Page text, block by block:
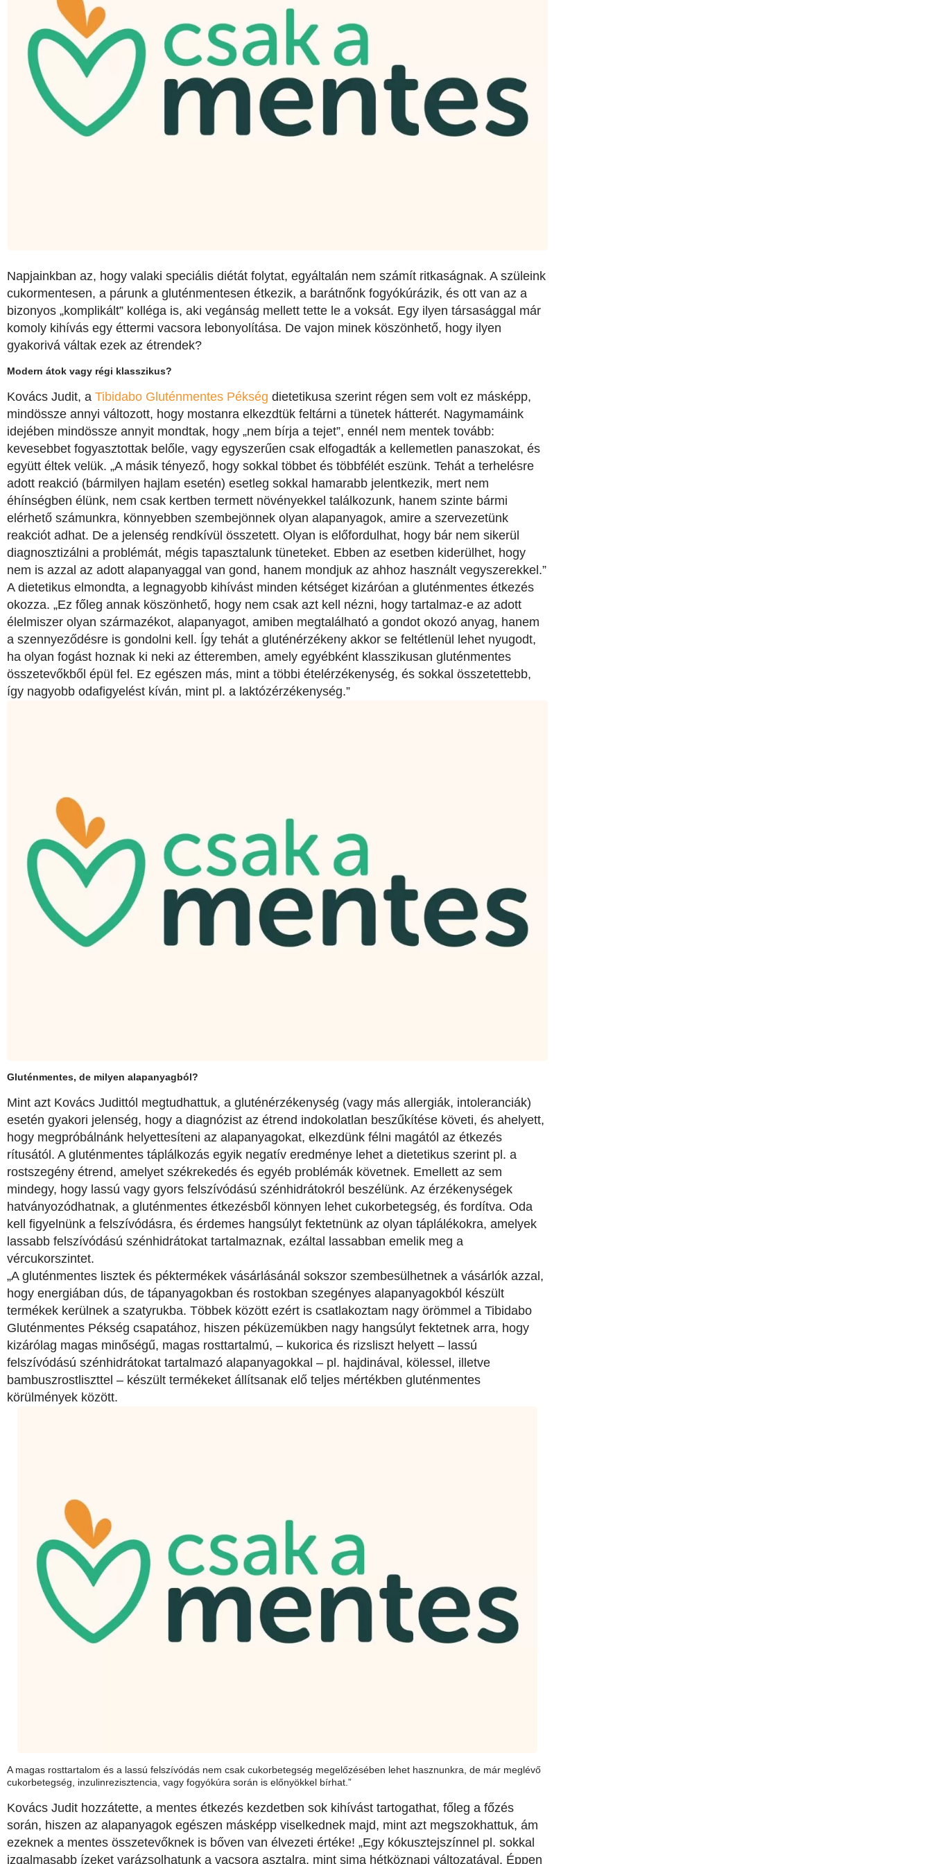
Napjainkban az, hogy valaki speciális diétát folytat, egyáltalán nem számít ritkaságnak. A szüleink
cukormentesen, a párunk a gluténmentesen étkezik, a barátnőnk fogyókúrázik, és ott van az a
bizonyos „komplikált” kolléga is, aki vegánság mellett tette le a voksát. Egy ilyen társasággal már
komoly kihívás egy éttermi vacsora lebonyolítása. De vajon minek köszönhető, hogy ilyen
gyakorivá váltak ezek az étrendek?
Modern átok vagy régi klasszikus?
Kovács Judit, a Tibidabo Gluténmentes Pékség dietetikusa szerint régen sem volt ez másképp,
mindössze annyi változott, hogy mostanra elkezdtük feltárni a tünetek hátterét. Nagymamáink
idejében mindössze annyit mondtak, hogy „nem bírja a tejet”, ennél nem mentek tovább:
kevesebbet fogyasztottak belőle, vagy egyszerűen csak elfogadták a kellemetlen panaszokat, és
együtt éltek velük. „A másik tényező, hogy sokkal többet és többfélét eszünk. Tehát a terhelésre
adott reakció (bármilyen hajlam esetén) esetleg sokkal hamarabb jelentkezik, mert nem
éhínségben élünk, nem csak kertben termett növényekkel találkozunk, hanem szinte bármi
elérhető számunkra, könnyebben szembejönnek olyan alapanyagok, amire a szervezetünk
reakciót adhat. De a jelenség rendkívül összetett. Olyan is előfordulhat, hogy bár nem sikerül
diagnosztizálni a problémát, mégis tapasztalunk tüneteket. Ebben az esetben kiderülhet, hogy
nem is azzal az adott alapanyaggal van gond, hanem mondjuk az ahhoz használt vegyszerekkel.”
A dietetikus elmondta, a legnagyobb kihívást minden kétséget kizáróan a gluténmentes étkezés
okozza. „Ez főleg annak köszönhető, hogy nem csak azt kell nézni, hogy tartalmaz-e az adott
élelmiszer olyan származékot, alapanyagot, amiben megtalálható a gondot okozó anyag, hanem
a szennyeződésre is gondolni kell. Így tehát a gluténérzékeny akkor se feltétlenül lehet nyugodt,
ha olyan fogást hoznak ki neki az étteremben, amely egyébként klasszikusan gluténmentes
összetevőkből épül fel. Ez egészen más, mint a többi ételérzékenység, és sokkal összetettebb,
így nagyobb odafigyelést kíván, mint pl. a laktózérzékenység.”
Gluténmentes, de milyen alapanyagból?
Mint azt Kovács Judittól megtudhattuk, a gluténérzékenység (vagy más allergiák, intoleranciák)
esetén gyakori jelenség, hogy a diagnózist az étrend indokolatlan beszűkítése követi, és ahelyett,
hogy megpróbálnánk helyettesíteni az alapanyagokat, elkezdünk félni magától az étkezés
rítusától. A gluténmentes táplálkozás egyik negatív eredménye lehet a dietetikus szerint pl. a
rostszegény étrend, amelyet székrekedés és egyéb problémák követnek. Emellett az sem
mindegy, hogy lassú vagy gyors felszívódású szénhidrátokról beszélünk. Az érzékenységek
hatványozódhatnak, a gluténmentes étkezésből könnyen lehet cukorbetegség, és fordítva. Oda
kell figyelnünk a felszívódásra, és érdemes hangsúlyt fektetnünk az olyan táplálékokra, amelyek
lassabb felszívódású szénhidrátokat tartalmaznak, ezáltal lassabban emelik meg a
vércukorszintet.
„A gluténmentes lisztek és péktermékek vásárlásánál sokszor szembesülhetnek a vásárlók azzal,
hogy energiában dús, de tápanyagokban és rostokban szegényes alapanyagokból készült
termékek kerülnek a szatyrukba. Többek között ezért is csatlakoztam nagy örömmel a Tibidabo
Gluténmentes Pékség csapatához, hiszen péküzemükben nagy hangsúlyt fektetnek arra, hogy
kizárólag magas minőségű, magas rosttartalmú, – kukorica és rizsliszt helyett – lassú
felszívódású szénhidrátokat tartalmazó alapanyagokkal – pl. hajdinával, kölessel, illetve
bambuszrostliszttel – készült termékeket állítsanak elő teljes mértékben gluténmentes
körülmények között.
A magas rosttartalom és a lassú felszívódás nem csak cukorbetegség megelőzésében lehet hasznunkra, de már meglévő
cukorbetegség, inzulinrezisztencia, vagy fogyókúra során is előnyökkel bírhat.”
Kovács Judit hozzátette, a mentes étkezés kezdetben sok kihívást tartogathat, főleg a főzés
során, hiszen az alapanyagok egészen másképp viselkednek majd, mint azt megszokhattuk, ám
ezeknek a mentes összetevőknek is bőven van élvezeti értéke! „Egy kókusztejszínnel pl. sokkal
izgalmasabb ízeket varázsolhatunk a vacsora asztalra, mint sima hétköznapi változatával. Éppen